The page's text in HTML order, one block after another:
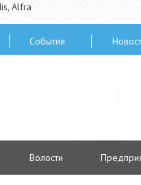
Alfra
Cобытия
Волости